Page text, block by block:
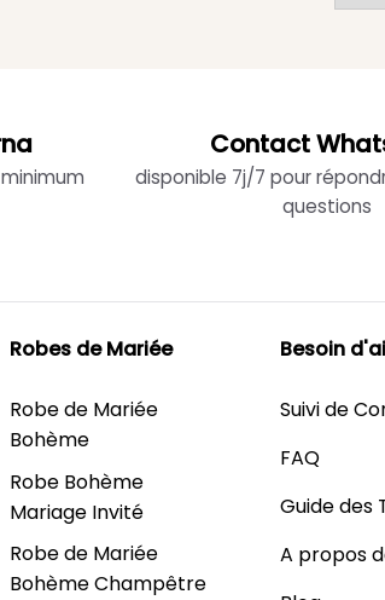
Contact
disponible 7j/7 pour
questions
Robes de Mariée
Robe de Mariée
Bohème
Robe Bohème
Mariage Invité
Robe de Mariée
Bohème Champêtre
Besoin
Suivi de
FAQ
Guide des
A propos